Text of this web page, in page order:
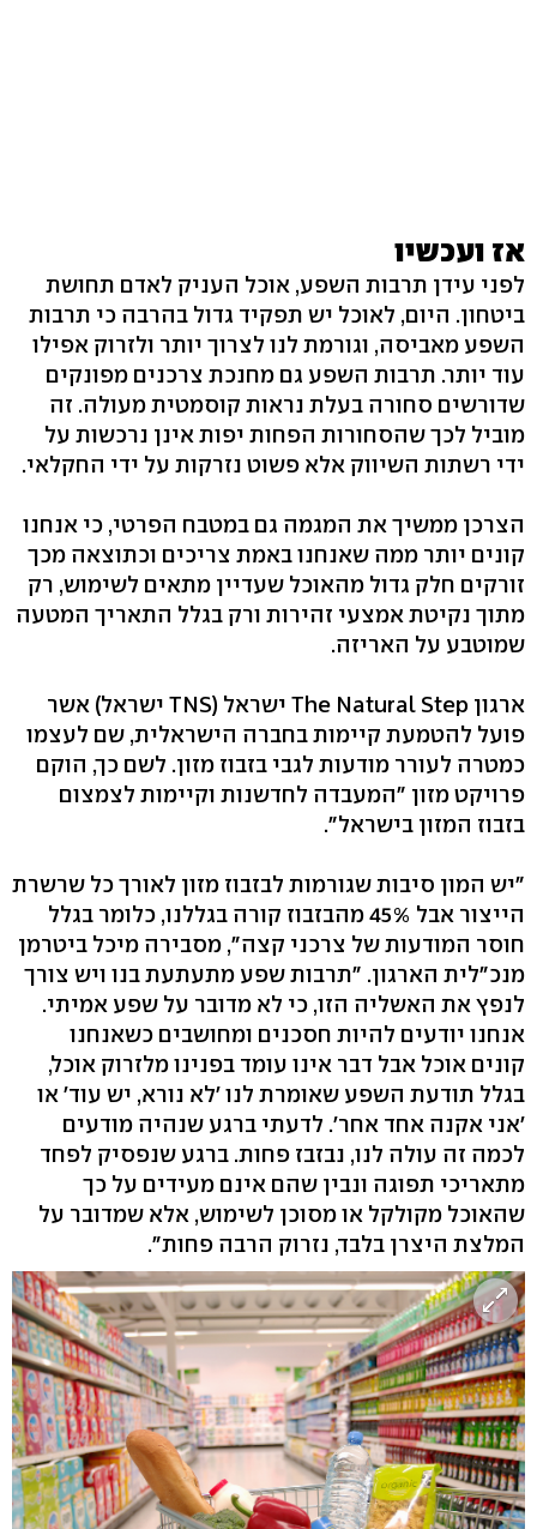
אז ועכשיו
לפני עידן תרבות השפע, אוכל העניק לאדם תחושת
ביטחון. היום, לאוכל יש תפקיד גדול בהרבה כי תרבות
השפע מאביסה, וגורמת לנו לצרוך יותר ולזרוק אפילו
עוד יותר. תרבות השפע גם מחנכת צרכנים מפונקים
שדורשים סחורה בעלת נראות קוסמטית מעולה. זה
מוביל לכך שהסחורות הפחות יפות אינן נרכשות על
ידי רשתות השיווק אלא פשוט נזרקות על ידי החקלאי.
הצרכן ממשיך את המגמה גם במטבח הפרטי, כי אנחנו
קונים יותר ממה שאנחנו באמת צריכים וכתוצאה מכך
זורקים חלק גדול מהאוכל שעדיין מתאים לשימוש, רק
מתוך נקיטת אמצעי זהירות ורק בגלל התאריך המטעה
שמוטבע על האריזה.
ארגון The Natural Step ישראל (TNS ישראל) אשר
פועל להטמעת קיימות בחברה הישראלית, שם לעצמו
כמטרה לעורר מודעות לגבי בזבוז מזון. לשם כך, הוקם
פרויקט מזון "המעבדה לחדשנות וקיימות לצמצום
בזבוז המזון בישראל".
"יש המון סיבות שגורמות לבזבוז מזון לאורך כל שרשרת
הייצור אבל 45% מהבזבוז קורה בגללנו, כלומר בגלל
חוסר המודעות של צרכני קצה", מסבירה מיכל ביטרמן
מנכ״לית הארגון. "תרבות שפע מתעתעת בנו ויש צורך
לנפץ את האשליה הזו, כי לא מדובר על שפע אמיתי.
אנחנו יודעים להיות חסכנים ומחושבים כשאנחנו
קונים אוכל אבל דבר אינו עומד בפנינו מלזרוק אוכל,
בגלל תודעת השפע שאומרת לנו 'לא נורא, יש עוד' או
'אני אקנה אחד אחר'. לדעתי ברגע שנהיה מודעים
לכמה זה עולה לנו, נבזבז פחות. ברגע שנפסיק לפחד
מתאריכי תפוגה ונבין שהם אינם מעידים על כך
שהאוכל מקולקל או מסוכן לשימוש, אלא שמדובר על
המלצת היצרן בלבד, נזרוק הרבה פחות".